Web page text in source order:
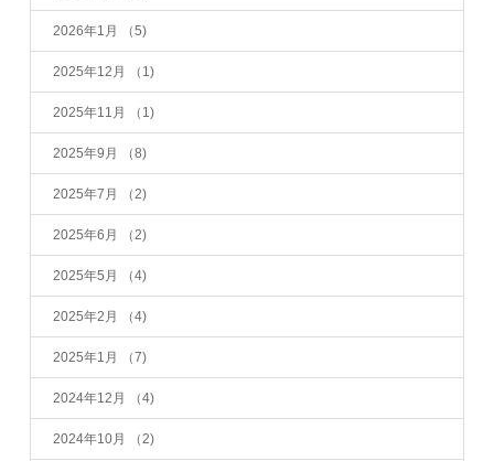
2026年1月 （5)
2025年12月 （1)
2025年11月 （1)
2025年9月 （8)
2025年7月 （2)
2025年6月 （2)
2025年5月 （4)
2025年2月 （4)
2025年1月 （7)
2024年12月 （4)
2024年10月 （2)